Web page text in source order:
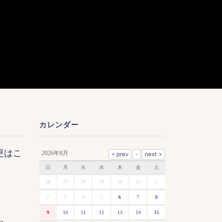
こ
カレンダー
2026年8月
日 月 火 水 木 金 土
26 27 28 29 30 31 1
2 3 4 5 6 7 8
9 10 11 12 13 14 15